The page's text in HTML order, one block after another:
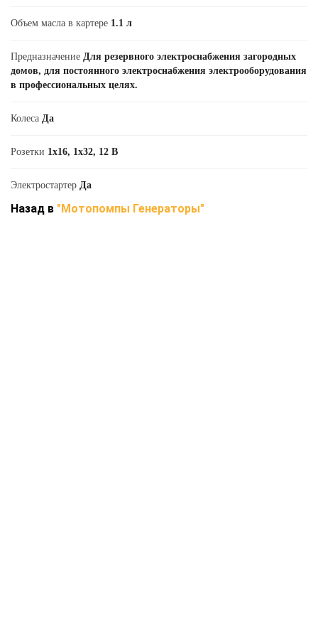
Объем масла в картере 1.1 л
Предназначение Для резервного электроснабжения загородных
домов, для постоянного электроснабжения электрооборудования
в профессиональных целях.
Колеса Да
Розетки 1х16, 1х32, 12 В
Электростартер Да
Назад в "Мотопомпы Генераторы"